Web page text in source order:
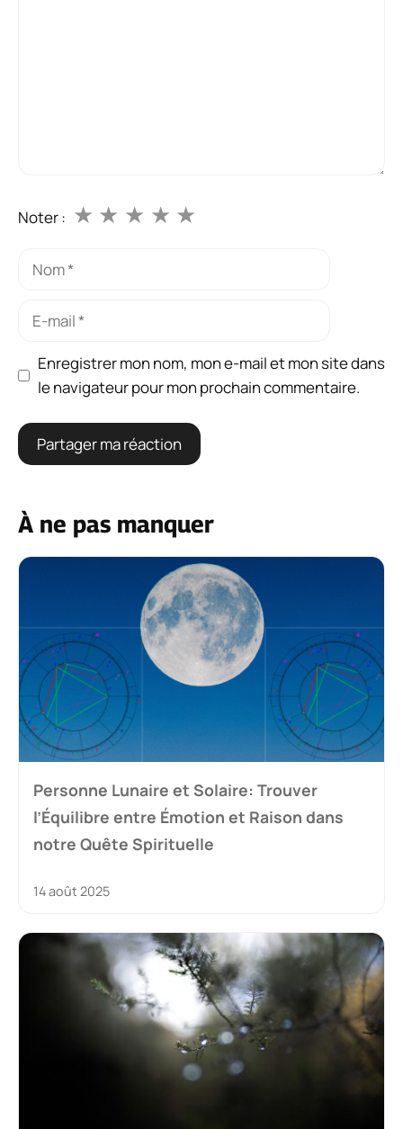
Noter : ★
★
★
★
★
Nom
Enregistrer mon nom, mon e-mail et mon site dans
le navigateur pour mon prochain commentaire.
À ne pas manquer
Personne Lunaire et Solaire: Trouver
l’Équilibre entre Émotion et Raison dans
notre Quête Spirituelle
14 août 2025